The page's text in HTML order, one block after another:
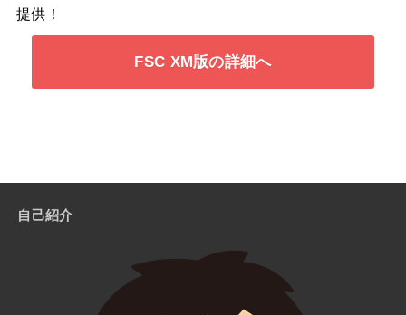
提供！
FSC XM版の詳細へ
自己紹介